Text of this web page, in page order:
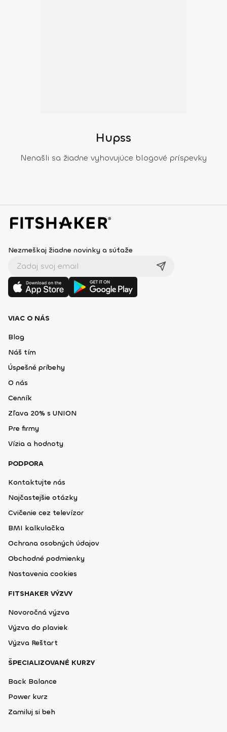
Hupss
Nenašli sa žiadne vyhovujúce blogové príspevky
Nezmeškaj žiadne novinky a súťaže
VIAC O NÁS
Blog
Náš tím
Úspešné príbehy
O nás
Cenník
Zľava 20% s UNION
Pre firmy
Vízia a hodnoty
PODPORA
Kontaktujte nás
Najčastejšie otázky
Cvičenie cez televízor
BMI kalkulačka
Ochrana osobných údajov
Obchodné podmienky
Nastavenia cookies
FITSHAKER VÝZVY
Novoročná výzva
Výzva do plaviek
Výzva Reštart
ŠPECIALIZOVANÉ KURZY
Back Balance
Power kurz
Zamiluj si beh